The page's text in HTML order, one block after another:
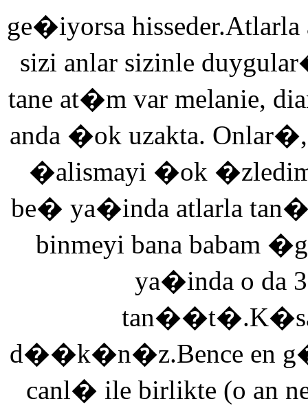
ge�iyorsa
sizi anlar sizinle
tane at�m var melanie,
anda �ok uzakta.
�alismayi �ok
be� ya�inda atlarla
binmeyi bana babam
ya�inda o da
d��k�n�z.Bence en
canl� ile birlikte (o an